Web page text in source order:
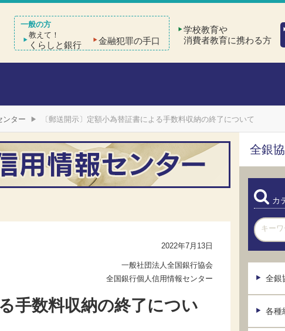
教えて！
くらしと銀行 金融犯罪の手口
学校教育や
消費者教育に携わる方
ンター 〔郵送開示〕定額小為替証書による手数料収納の終了について
2022年7月13日
一般社団法人全国銀行協会
全国銀行個人信用情報センター
手数料収納の終了につい
全銀
カ
全銀
各種